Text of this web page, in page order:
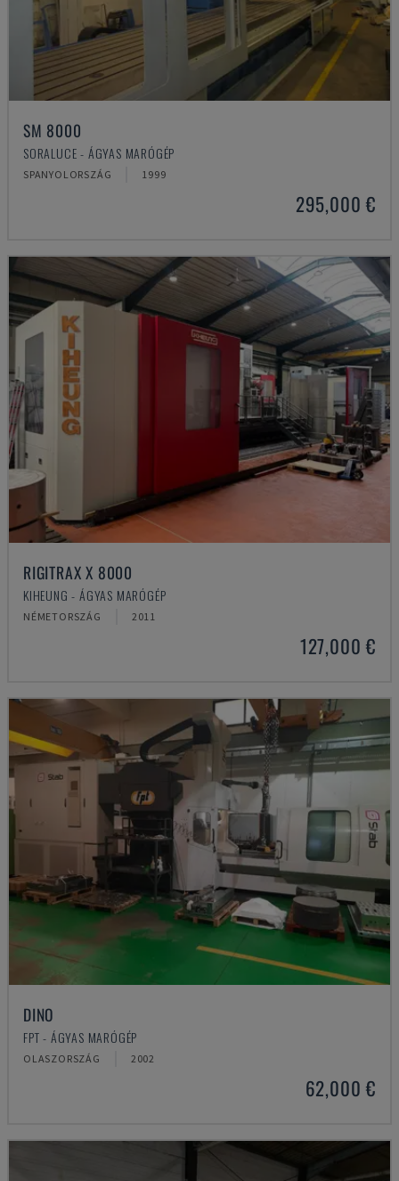
SM 8000
SORALUCE - ÁGYAS MARÓGÉP
SPANYOLORSZÁG 1999
295,000 €
RIGITRAX X 8000
KIHEUNG - ÁGYAS MARÓGÉP
NÉMETORSZÁG 2011
127,000 €
DINO
FPT - ÁGYAS MARÓGÉP
OLASZORSZÁG 2002
62,000 €